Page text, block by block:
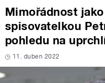
Mimořádnost
spisovatelkou
pohledu na
11. duben 2022